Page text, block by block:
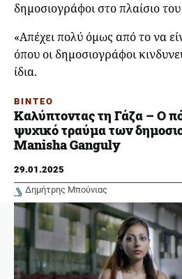
δημοσιογράφοι στο πλαίσιο
«Απέχει πολύ όμως από το να
όπου οι δημοσιογράφοι
ίδια.
ΒΙΝΤΕΟ
Καλύπτοντας τη Γάζα – Ο
ψυχικό τραύμα των
Manisha Ganguly
29.01.2025
Δημήτρης Μπούνιας